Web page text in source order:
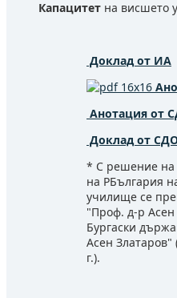
Капацитет на висшето
Доклад от ИА
Анотация от
Доклад от
* С решение на
на РБългария
училище се
"Проф. д-р Асен
Бургаски
Асен
г.).